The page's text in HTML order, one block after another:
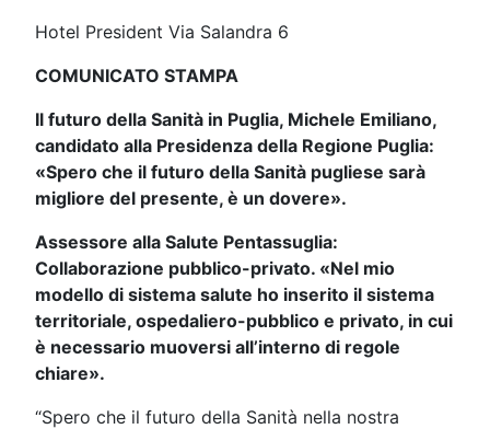
Hotel President Via Salandra 6
COMUNICATO STAMPA
Il futuro della Sanità in Puglia, Michele Emiliano,
candidato alla Presidenza della Regione Puglia:
«Spero che il futuro della Sanità pugliese sarà
migliore del presente, è un dovere».
Assessore alla Salute Pentassuglia:
Collaborazione pubblico-privato. «Nel mio
modello di sistema salute ho inserito il sistema
territoriale, ospedaliero-pubblico e privato, in cui
è necessario muoversi all’interno di regole
chiare».
“Spero che il futuro della Sanità nella nostra